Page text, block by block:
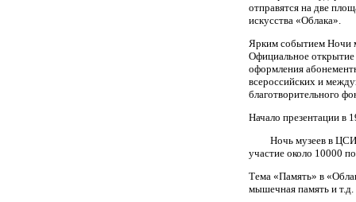
отправятся на две
искусства «Облака».
Ярким событием Ночи
Официальное открытие
оформления
всероссийских и
благотворительного
Начало презентации в
Ночь музеев в ЦСИ
участие около 10000
Тема «Память» в
мышечная память и т.д.